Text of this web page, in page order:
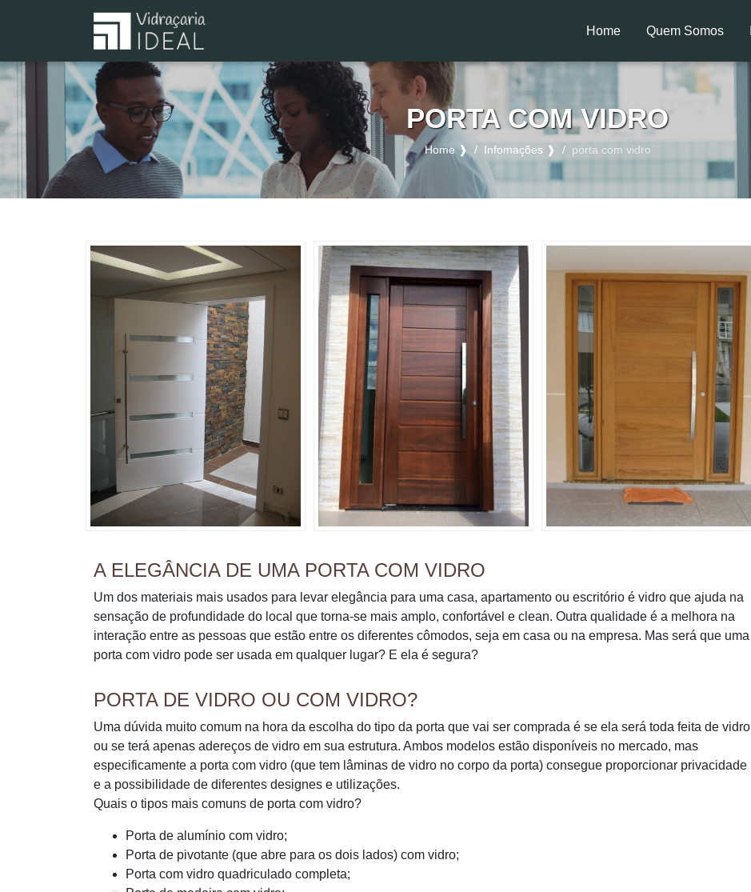
Home
(current)
Quem Somos
PORTA COM VIDRO
Home ❱ Infomações ❱ porta com vidro
A ELEGÂNCIA DE UMA PORTA COM VIDRO
Um dos materiais mais usados para levar elegância para uma casa, apartamento ou escritório é vidro que ajuda na
sensação de profundidade do local que torna-se mais amplo, confortável e clean. Outra qualidade é a melhora na
interação entre as pessoas que estão entre os diferentes cômodos, seja em casa ou na empresa. Mas será que uma
porta com vidro pode ser usada em qualquer lugar? E ela é segura?
PORTA DE VIDRO OU COM VIDRO?
Uma dúvida muito comum na hora da escolha do tipo da porta que vai ser comprada é se ela será toda feita de vidro
ou se terá apenas adereços de vidro em sua estrutura. Ambos modelos estão disponíveis no mercado, mas
especificamente a porta com vidro (que tem lâminas de vidro no corpo da porta) consegue proporcionar privacidade
e a possibilidade de diferentes designes e utilizações.
Quais o tipos mais comuns de porta com vidro?
Porta de alumínio com vidro;
Porta de pivotante (que abre para os dois lados) com vidro;
Porta com vidro quadriculado completa;